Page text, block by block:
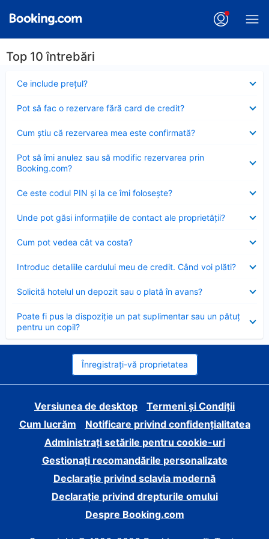
Top 10 întrebări
Ce include preţul?
închis
Pot să fac o rezervare fără card de credit?
închis
Cum ştiu că rezervarea mea este confirmată?
închis
Pot să îmi anulez sau să modific rezervarea prin
Booking.com?
închis
Ce este codul PIN şi la ce îmi foloseşte?
închis
Unde pot găsi informațiile de contact ale proprietății?
închis
Cum pot vedea cât va costa?
închis
Introduc detaliile cardului meu de credit. Când voi plăti?
închis
Solicită hotelul un depozit sau o plată în avans?
închis
Poate fi pus la dispoziție un pat suplimentar sau un pătuț
pentru un copil?
închis
Înregistrați-vă proprietatea
Versiunea de desktop
Termeni și Condiții
Cum lucrăm
Notificare privind confidențialitatea
Administrați setările pentru cookie-uri
Gestionați recomandările personalizate
Declarație privind sclavia modernă
Declarație privind drepturile omului
Despre Booking.com